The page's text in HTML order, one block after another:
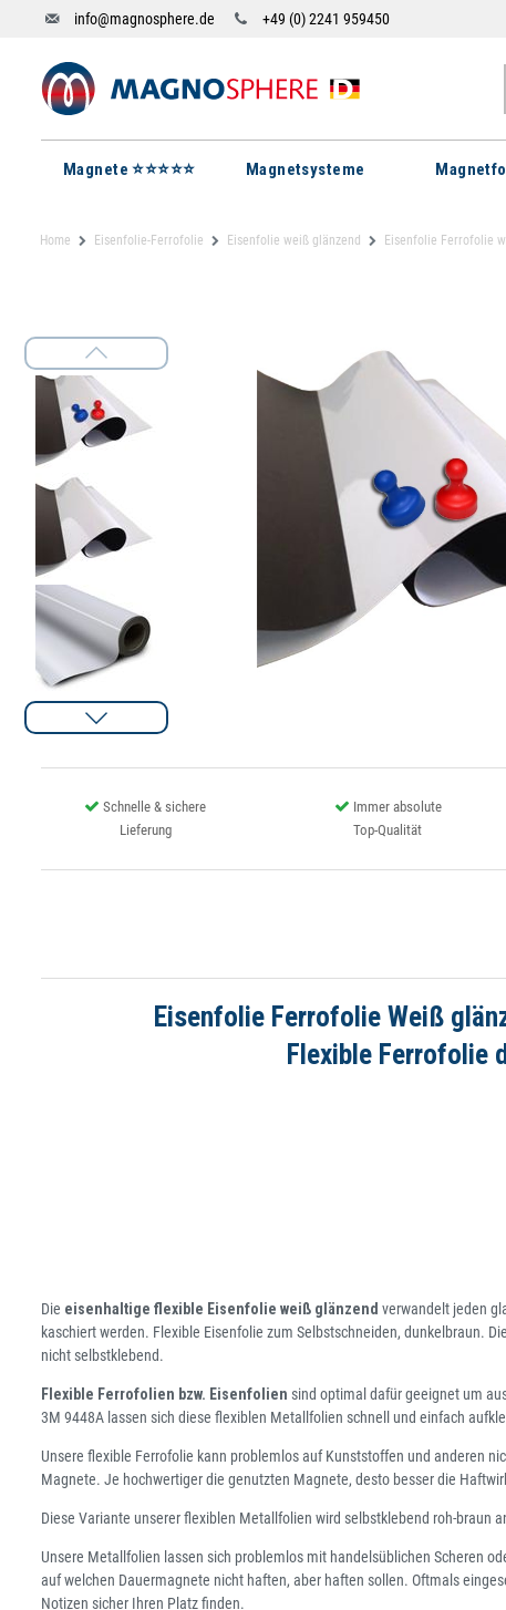
info@magnosphere.de +49 (0) 2241 959450
Magnete ⭐⭐⭐⭐⭐ Magnetsysteme
Home Eisenfolie-Ferrofolie Eisenfolie weiß glänzend Eisenfolie Ferrofolie
Schnelle & sichere
Lieferung
Immer absolute
Top-Qualität
Eisenfolie Ferrofolie Weiß
Flexible Ferrofolie
Die eisenhaltige flexible Eisenfolie weiß glänzend verwandelt jeden
kaschiert werden. Flexible Eisenfolie zum Selbstschneiden, dunkelbraun.
nicht selbstklebend.
Flexible Ferrofolien bzw. Eisenfolien sind optimal dafür geeignet um
3M 9448A lassen sich diese flexiblen Metallfolien schnell und einfach
Unsere flexible Ferrofolie kann problemlos auf Kunststoffen und anderen
Magnete. Je hochwertiger die genutzten Magnete, desto besser die
Diese Variante unserer flexiblen Metallfolien wird selbstklebend roh-braun
Unsere Metallfolien lassen sich problemlos mit handelsüblichen Scheren
auf welchen Dauermagnete nicht haften, aber haften sollen. Oftmals
Notizen sicher Ihren Platz finden.